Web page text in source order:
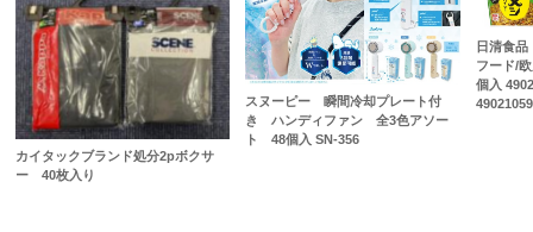
カイタックブランド処分2pボクサ
ー 40枚入り
スヌーピー 瞬間冷却プレート付
き ハンディファン 全3色アソー
ト 48個入 SN-356
日清食
フード/
個入